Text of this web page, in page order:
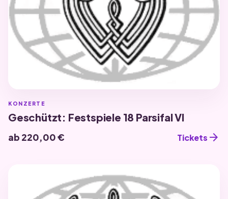
KONZERTE
Geschützt: Festspiele 18 Parsifal VI
ab 220,00 € Tickets arrow_forward